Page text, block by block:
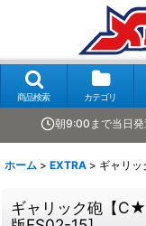
商品検索 カテゴリ
朝9:00まで当日発
ホーム > EXTRA > ギャリッ
ギャリック砲【C★